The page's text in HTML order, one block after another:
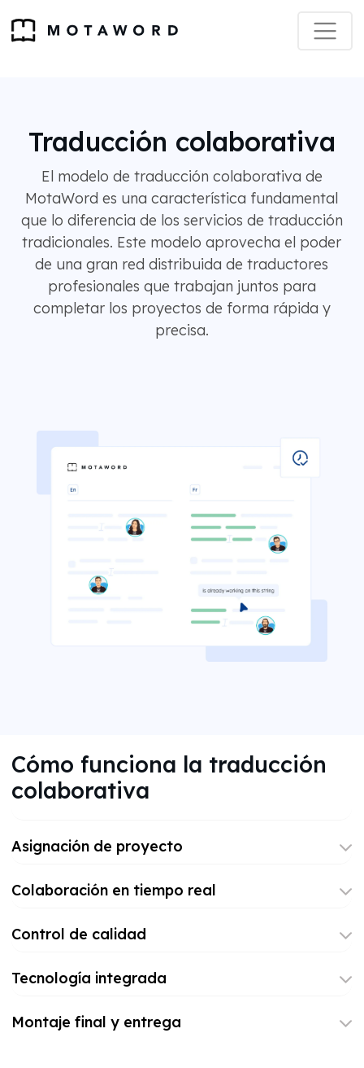
Traducción colaborativa
El modelo de traducción colaborativa de
MotaWord es una característica fundamental
que lo diferencia de los servicios de traducción
tradicionales. Este modelo aprovecha el poder
de una gran red distribuida de traductores
profesionales que trabajan juntos para
completar los proyectos de forma rápida y
precisa.
Cómo funciona la traducción
colaborativa
Asignación de proyecto
Colaboración en tiempo real
Control de calidad
Tecnología integrada
Montaje final y entrega